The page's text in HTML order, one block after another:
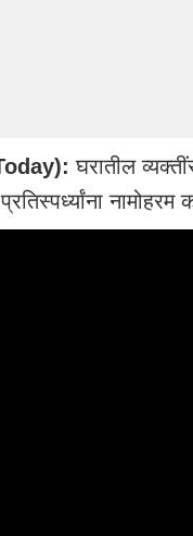
घरातील
नामोहरम